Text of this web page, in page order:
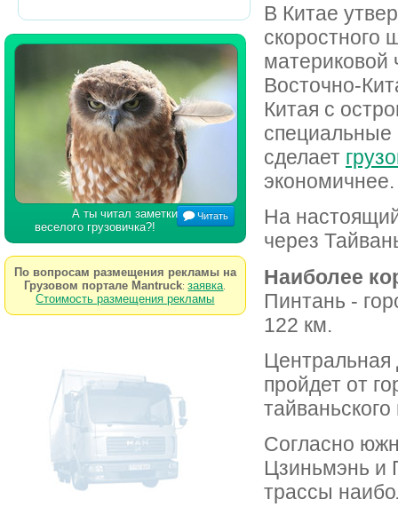
А ты читал заметки
веселого грузовичка?!
Читать
По вопросам размещения рекламы на
Грузовом портале Mantruck:заявка
Стоимость размещения рекламы
В Китае
скоростного
материковой
Восточно-
Китая с
специальные
сделает
экономичнее.
На
через
Наиболее
Пинтань -
122 км.
Центральная
пройдет от
Согласно
Цзиньмэнь и
трассы